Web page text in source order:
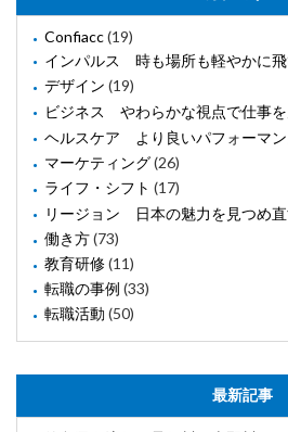
Confiacc(19)
インパルス 時も場所も軽やかに
デザイン (19)
ビジネス やわらかな視点で仕事
ヘルスケア より良いパフォーマン
マーケティング(26)
ライフ・シフト (17)
リージョン 日本の魅力を見つめ
働き方(73)
教育研修(11)
転職の事例 (33)
転職活動 (50)
最新記事